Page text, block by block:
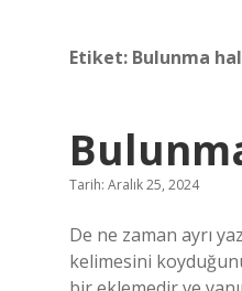
Etiket: Bulunma
Tarih: Aralık 25, 2024
De ne zaman ayrı
kelimesini